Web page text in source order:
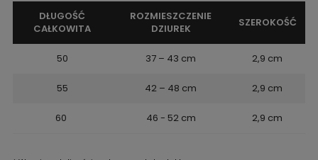
DŁUGOŚĆ
CAŁKOWITA
ROZMIESZCZENIE
DZIUREK
SZEROKOŚĆ
50 37 – 43 cm 2,9 cm
55 42 – 48 cm 2,9 cm
60 46 - 52 cm 2,9 cm